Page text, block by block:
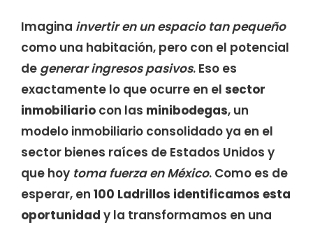
Imagina invertir en un espacio tan pequeño
como una habitación, pero con el potencial
de generar ingresos pasivos. Eso es
exactamente lo que ocurre en el sector
inmobiliario con las minibodegas, un
modelo inmobiliario consolidado ya en el
sector bienes raíces de Estados Unidos y
que hoy toma fuerza en México. Como es de
esperar, en 100 Ladrillos identificamos esta
oportunidad y la transformamos en una